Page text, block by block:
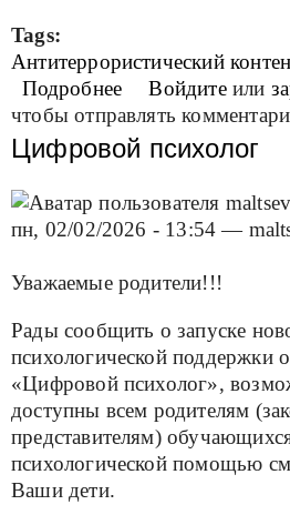
Tags:
Антитеррористический
Подробнее о Войдитеили
чтобы отправлять
Цифровой психолог
пн, 02/02/2026 - 13:54—
Уважаемые родители!!!
Рады сообщить о запуске
психологической поддержки
«Цифровой психолог»,
доступны всем родителям
представителям)
психологической помощью
Ваши дети.